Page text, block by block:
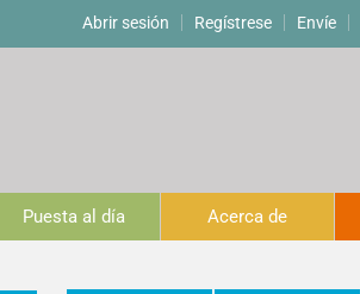
Abrir sesión Regístrese Envíe
Puesta al día Acerca de